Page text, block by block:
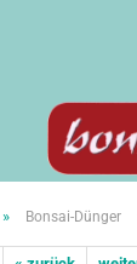
» Bonsai-Dünger